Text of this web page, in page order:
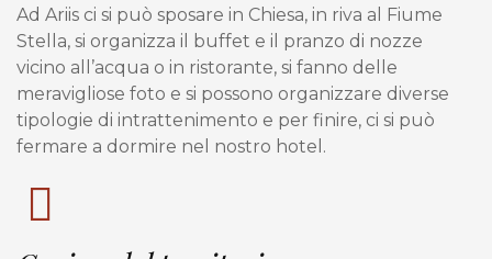
Ad Ariis ci si può sposare in Chiesa, in riva al Fiume
Stella, si organizza il buffet e il pranzo di nozze
vicino all’acqua o in ristorante, si fanno delle
meravigliose foto e si possono organizzare diverse
tipologie di intrattenimento e per finire, ci si può
fermare a dormire nel nostro hotel.